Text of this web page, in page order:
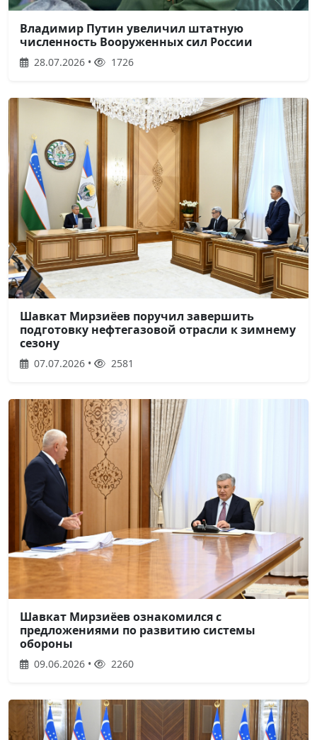
Владимир Путин увеличил штатную
численность Вооруженных сил России
28.07.2026 • 1726
Шавкат Мирзиёев поручил завершить
подготовку нефтегазовой отрасли к зимнему
сезону
07.07.2026 • 2581
Шавкат Мирзиёев ознакомился с
предложениями по развитию системы
обороны
09.06.2026 • 2260